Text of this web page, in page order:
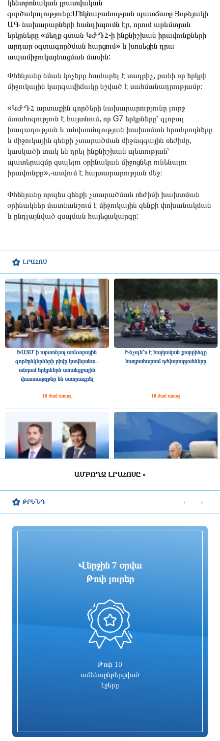
ԼՐԱՀՈՍ
ԵԱՏՄ-ի արտոնյալ առևտրային
գործընկերների թիվը կավելանա․
անդամ երկրներն առանցքային
փաստաթղթեր են ստորագրել
18 ժամ առաջ
Ինչպե՞ս է հայկական քարթինգը
հաղթահարում դժվարությունները
18 ժամ առաջ
ՀՀ ԱԺ նախագահի պաշտոնում
ընտրվելու կապակցությամբ
Գարեգին Բ-ի և վեց եպիսկոպոսների
ինքնաբացարկ հայտնեց. նոր
Իսրայելն արձագանքել է Թուրքիայի
ԱՄԲՈՂՋ ԼՐԱՀՈՍԸ »
կենտրոնական լրատվական
գործակալությունը։Մեկնաբանության պատճառը Յոթնյակի
ԱԳ նախարարների հանդիպումն էր, որում արևմտյան
երկրները «մեղք գտան ԿԺԴՀ-ի ինքնիշխան իրավունքների
արդար օգտագործման հարցում» և խոսեցին դրա
ապամիջուկայնացման մասին:
Փհենյանը նման կոչերը համարել է սադրիչ, քանի որ երկրի
միջուկային կարգավիճակը նշված է սահմանադրությամբ։
«ԿԺԴՀ արտաքին գործերի նախարարությունը լուրջ
մտահոգություն է հայտնում, որ G7 երկրները՝ գլոբալ
խաղաղության և անվտանգության խախտման հրահրողները
և միջուկային զենքի չտարածման միջազգային ռեժիմը,
կասկածի տակ են դրել ինքնիշխան պետության՝
պատերազմը զսպելու օրինական միջոցներ ունենալու
իրավունքը»,-ասվում է հայտարարության մեջ։
Փհենյանը որպես զենքի չտարածման ռեժիմի խախտման
օրինակներ մատնանշում է միջուկային զենքի փոխանակման
և ընդլայնված զսպման հայեցակարգը:
ԹՐԵՆԴ
Վերջին 7 օրվա
Թոփ լուրեր
Թոփ 10
ամենաընթերցված
էջերը
‹ ›